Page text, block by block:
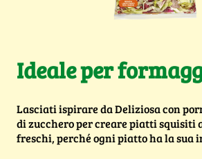
Ideale per
Lasciati ispirare da Deliziosa con
di zucchero per creare piatti squisiti
freschi, perché ogni piatto ha la sua